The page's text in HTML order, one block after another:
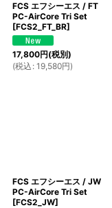
FCS エフシーエス / FT
PC-AirCore Tri Set
[FCS2_FT_BR]
17,800円(税別)
(税込 : 19,580円)
FCS エフシーエス / JW
PC-AirCore Tri Set
[FCS2_JW]